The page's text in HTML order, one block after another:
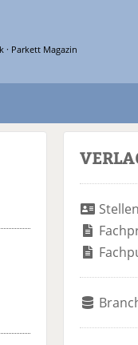
· Parkett Magazin